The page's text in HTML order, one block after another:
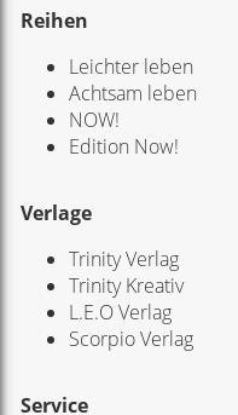
Reihen
Leichter leben
Achtsam leben
NOW!
Edition Now!
Verlage
Trinity Verlag
Trinity Kreativ
L.E.O Verlag
Scorpio Verlag
Service